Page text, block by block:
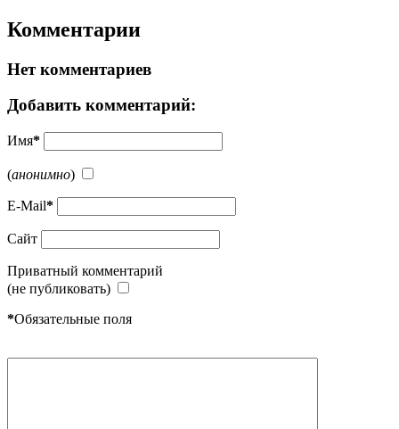
Комментарии
Нет комментариев
Добавить комментарий:
Имя*
(анонимно)
E-Mail*
Сайт
Приватный комментарий
(не публиковать)
*Обязательные поля